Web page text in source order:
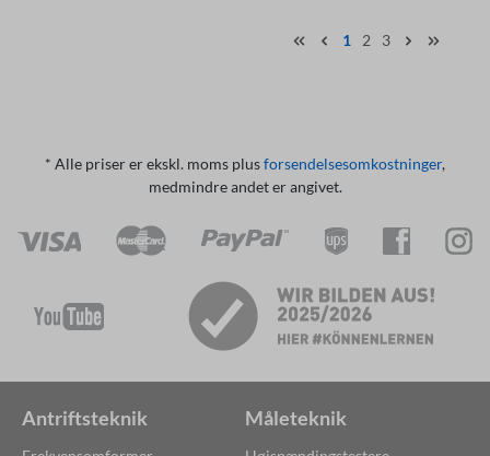
1 2 3
* Alle priser er ekskl. moms plusforsendelsesomkostninger,
medmindre andet er angivet.
Antriftsteknik Måleteknik